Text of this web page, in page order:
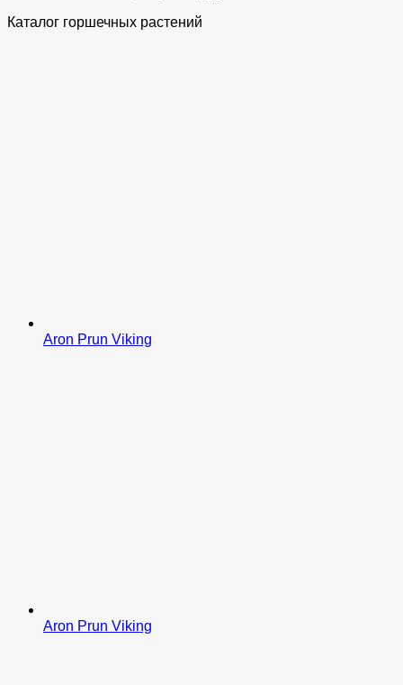
Каталог горшечных растений
Aron Prun Viking
Aron Prun Viking